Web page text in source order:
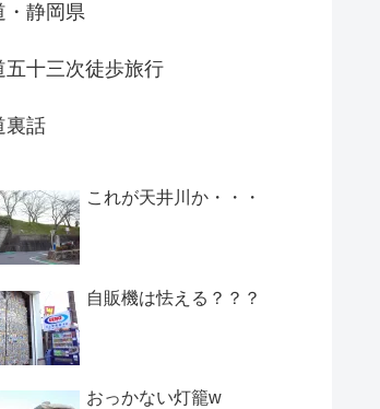
・静岡県
五十三次徒歩旅行
裏話
これが天井川か・・・
自販機は怯える？？？
おっかない灯籠w